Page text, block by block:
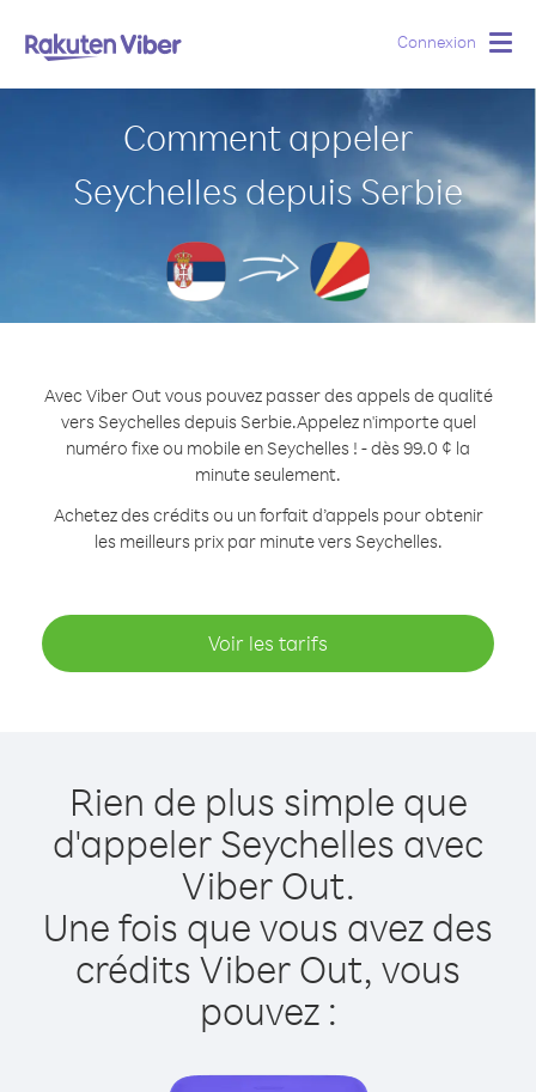
Connexion
Comment appeler
Seychelles depuis Serbie
Avec Viber Out vous pouvez passer des appels de qualité
vers Seychelles depuis Serbie.Appelez n'importe quel
numéro fixe ou mobile en Seychelles ! - dès 99.0 ¢ la
minute seulement.
Achetez des crédits ou un forfait d’appels pour obtenir
les meilleurs prix par minute vers Seychelles.
Voir les tarifs
Rien de plus simple que
d'appeler Seychelles avec
Viber Out.
Une fois que vous avez des
crédits Viber Out, vous
pouvez :